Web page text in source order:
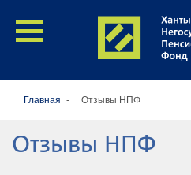
Главная Отзывы НПФ
Отзывы НПФ